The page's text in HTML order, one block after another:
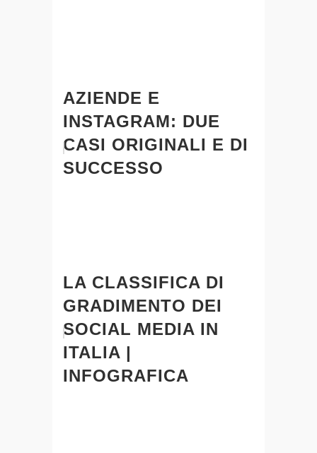
AZIENDE E
INSTAGRAM: DUE
CASI ORIGINALI E DI
SUCCESSO
LA CLASSIFICA DI
GRADIMENTO DEI
SOCIAL MEDIA IN
ITALIA |
INFOGRAFICA